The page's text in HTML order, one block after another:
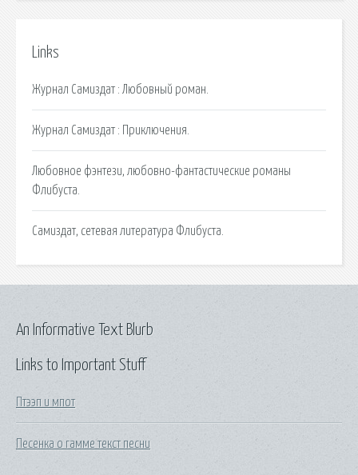
Links
Журнал Самиздат : Любовный роман.
Журнал Самиздат : Приключения.
Любовное фэнтези, любовно-фантастические романы
Флибуста.
Самиздат, сетевая литература Флибуста.
Links to Important Stuff
Птээп и мпот
Песенка о гамме текст песни
An Informative Text Blurb